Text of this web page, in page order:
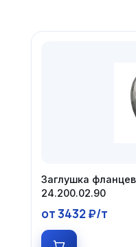
Заглушка
24.200.02.90
от 3432 ₽/т